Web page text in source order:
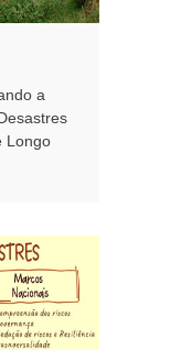
a
Longo